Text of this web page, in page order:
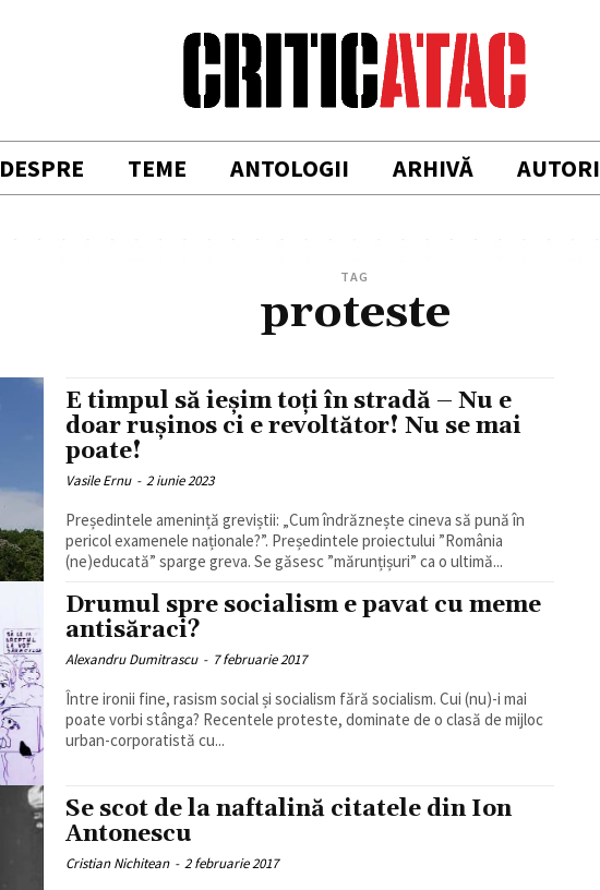
DESPRE TEME ANTOLOGII ARHIVĂ AUTORI
TAG
proteste
E timpul să ieșim toți în stradă – Nu e
doar rușinos ci e revoltător! Nu se mai
poate!
Vasile Ernu - 2 iunie 2023
Președintele amenință greviștii: „Cum îndrăznește cineva să pună în
pericol examenele naționale?”. Președintele proiectului ”România
(ne)educată” sparge greva. Se găsesc ”mărunțișuri” ca o ultimă...
Drumul spre socialism e pavat cu meme
antisăraci?
Alexandru Dumitrascu - 7 februarie 2017
Între ironii fine, rasism social și socialism fără socialism. Cui (nu)-i mai
poate vorbi stânga? Recentele proteste, dominate de o clasă de mijloc
urban-corporatistă cu...
Se scot de la naftalină citatele din Ion
Antonescu
Cristian Nichitean - 2 februarie 2017